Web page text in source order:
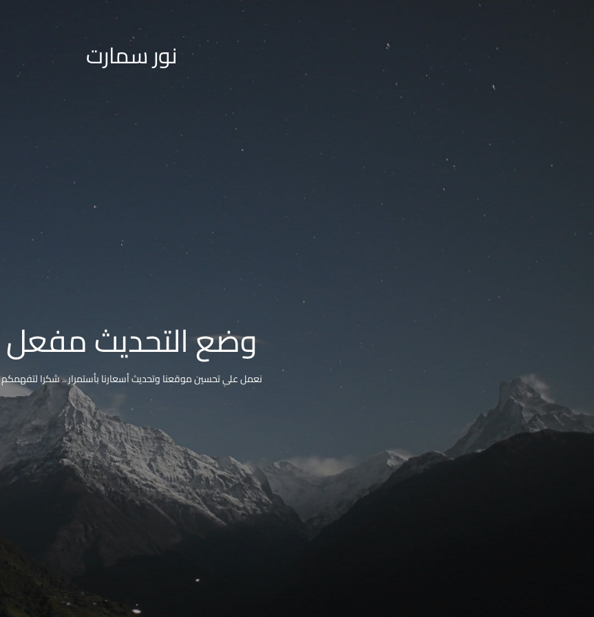
نور سمارت
وضع التحديث مفعل
نعمل على تحسين موقعنا وتحديث أسعارنا بأستمرار .. شكرا لتفهمكم